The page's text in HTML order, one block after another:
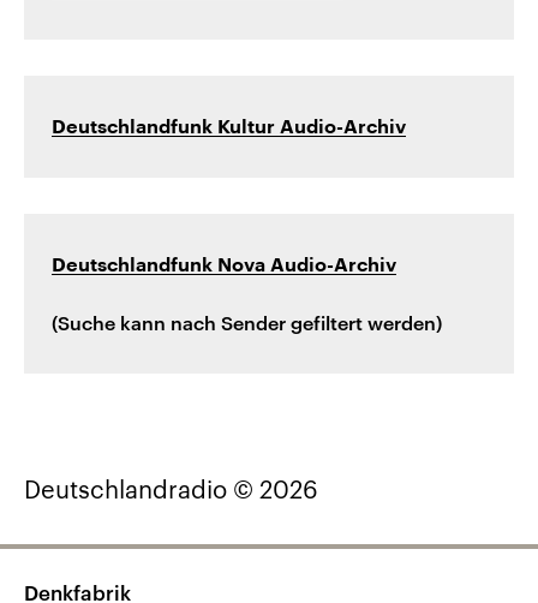
Deutschlandfunk Kultur Audio-Archiv
Deutschlandfunk Nova Audio-Archiv
(Suche kann nach Sender gefiltert werden)
Deutschlandradio © 2026
Denkfabrik